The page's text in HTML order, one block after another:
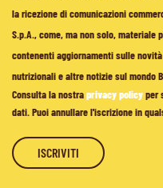
la ricezione di comunicazioni
S.p.A., come, ma non solo,
contenenti aggiornamenti sulle
nutrizionali e altre notizie sul mondo
Consulta la nostraprivacy policyper
dati. Puoi annullare l'iscrizione in